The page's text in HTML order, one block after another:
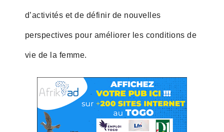
d’activités et de définir de nouvelles
perspectives pour améliorer les conditions de
vie de la femme.